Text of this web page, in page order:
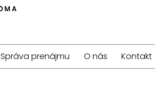
Správa prenájmu O nás Kontakt